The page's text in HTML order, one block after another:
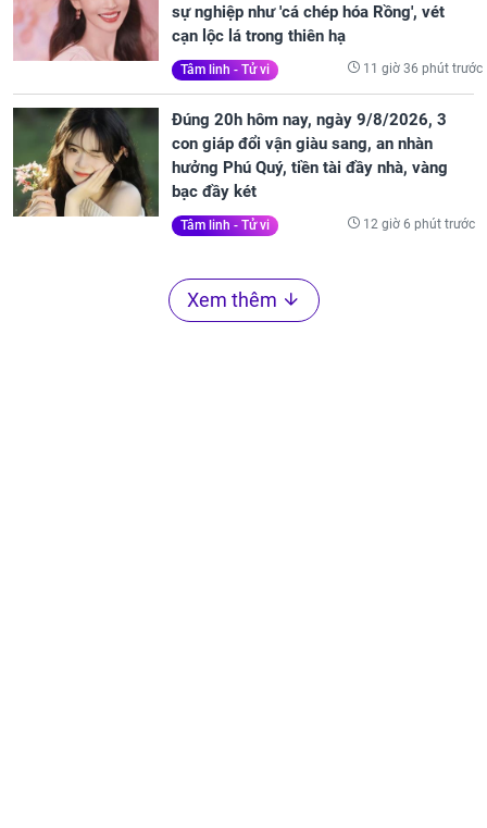
sự nghiệp như 'cá chép hóa Rồng', vét
cạn lộc lá trong thiên hạ
Tâm linh - Tử vi 11 giờ 36 phút trước
Đúng 20h hôm nay, ngày 9/8/2026, 3
con giáp đổi vận giàu sang, an nhàn
hưởng Phú Quý, tiền tài đầy nhà, vàng
bạc đầy két
Tâm linh - Tử vi 12 giờ 6 phút trước
Xem thêm